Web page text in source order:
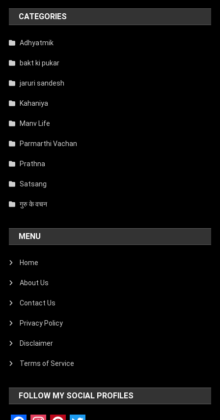
CATEGORIES
Adhyatmik
bakt ki pukar
jaruri sandesh
Kahaniya
Manv Life
Parmarthi Vachan
Prathna
Satsang
गुरु के वचन
MENU
Home
About Us
Contact Us
Privacy Policy
Disclaimer
Terms of Service
FOLLOW MY SOCIAL PROFILES